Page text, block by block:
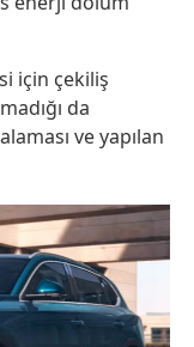
için çekiliş
da
ve yapılan